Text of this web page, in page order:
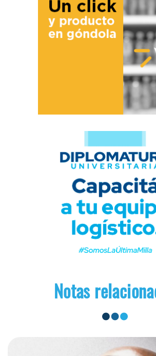
Notas